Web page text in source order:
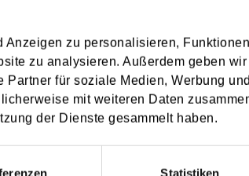
zu personalisieren,
zu analysieren. Außerdem geben
Partner für soziale Medien, Werbung
mit weiteren Daten
der Dienste gesammelt haben.
Statistiken
irrelevante Nutzungseinlage
und seiner
und andererseits zu Betriebsausgaben